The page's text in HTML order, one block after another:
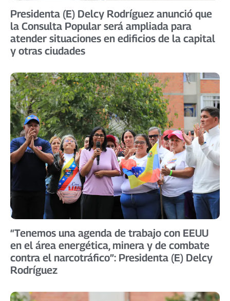
Presidenta (E) Delcy Rodríguez anunció que
la Consulta Popular será ampliada para
atender situaciones en edificios de la capital
y otras ciudades
“Tenemos una agenda de trabajo con EEUU
en el área energética, minera y de combate
contra el narcotráfico”: Presidenta (E) Delcy
Rodríguez